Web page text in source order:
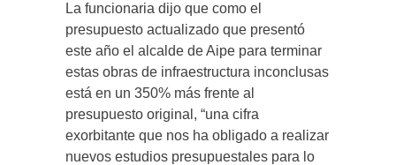
La funcionaria dijo que como el
presupuesto actualizado que presentó
este año el alcalde de Aipe para terminar
estas obras de infraestructura inconclusas
está en un 350% más frente al
presupuesto original, “una cifra
exorbitante que nos ha obligado a realizar
nuevos estudios presupuestales para lo